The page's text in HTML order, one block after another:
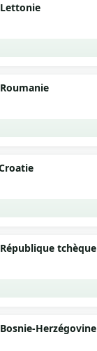
tchèque
Herzégovine